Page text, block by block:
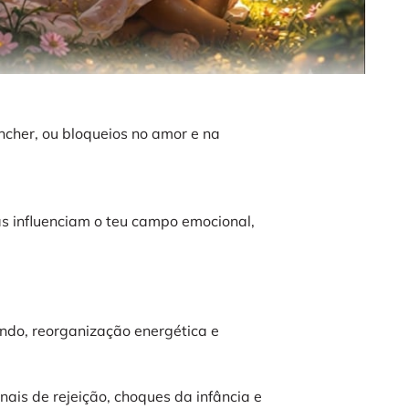
ou bloqueios no amor e na
influenciam o teu campo emocional,
reorganização energética e
de rejeição, choques da infância e